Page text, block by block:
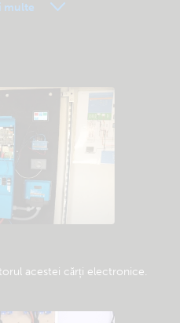
la distanță – Întrebări
a comunității
și documentație
multe
acestei cărți electronice.